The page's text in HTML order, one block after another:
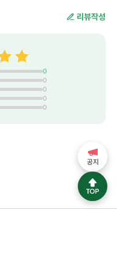
리뷰작성
0
0
0
0
0
공지